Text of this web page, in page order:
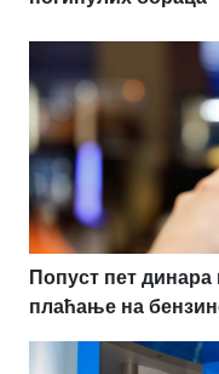
Попуст пет динара
плаћање на